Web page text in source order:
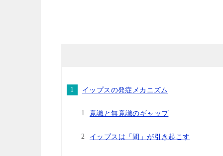
イップスの発症メカニズム
意識と無意識のギャップ
イップスは「間」が引き起こす